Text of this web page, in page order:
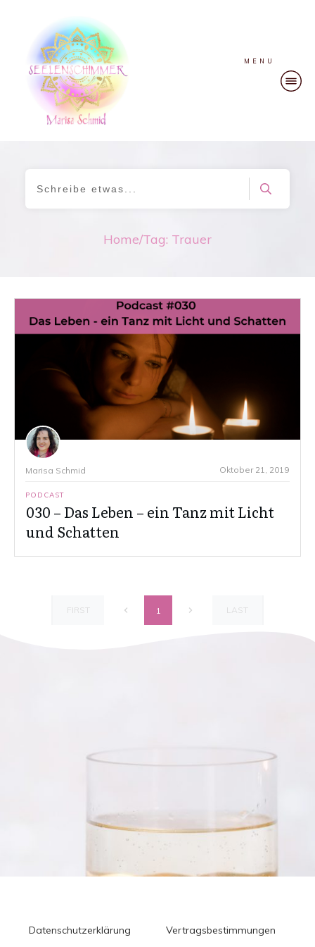
MENU
Home/Tag: Trauer
Marisa Schmid Oktober 21, 2019
PODCAST
030 – Das Leben – ein Tanz mit Licht
und Schatten
FIRST 1 LAST
Datenschutzerklärung
Vertragsbestimmungen